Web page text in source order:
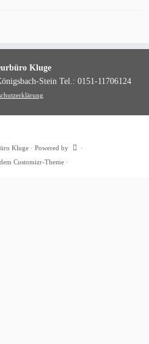
Kluge
Stein Tel.: 0151-11706124
Kluge · Powered by
·
Customizr-Theme·